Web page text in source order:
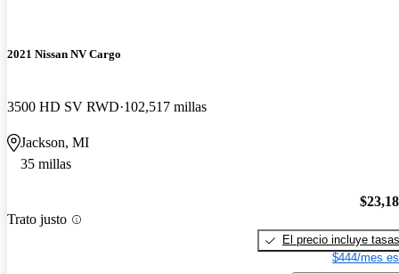
2021 Nissan NV Cargo
3500 HD SV RWD 102,517 millas
Jackson, MI
35 millas
Trato justo
El precio incluye tasas
$444/mes